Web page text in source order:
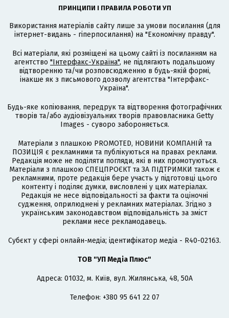
ПРИНЦИПИ І ПРАВИЛА РОБОТИ УП
Використання матеріалів сайту лише за умови посилання (для
інтернет-видань - гіперпосилання) на "Економічну правду".
Всі матеріали, які розміщені на цьому сайті із посиланням на
агентство "Інтерфакс-Україна", не підлягають подальшому
відтворенню та/чи розповсюдженню в будь-якій формі,
інакше як з письмового дозволу агентства "Інтерфакс-
Україна".
Будь-яке копіювання, передрук та відтворення фотографічних
творів та/або аудіовізуальних творів правовласника Getty
Images - суворо забороняється.
Матеріали з плашкою PROMOTED, НОВИНИ КОМПАНІЙ та
ПОЗИЦІЯ є рекламними та публікуються на правах реклами.
Редакція може не поділяти погляди, які в них промотуються.
Матеріали з плашкою СПЕЦПРОЄКТ та ЗА ПІДТРИМКИ також є
рекламними, проте редакція бере участь у підготовці цього
контенту і поділяє думки, висловлені у цих матеріалах.
Редакція не несе відповідальності за факти та оціночні
судження, оприлюднені у рекламних матеріалах. Згідно з
українським законодавством відповідальність за зміст
реклами несе рекламодавець.
Cубєкт у сфері онлайн-медіа; ідентифікатор медіа - R40-02163.
ТОВ "УП Медіа Плюс"
Адреса: 01032, м. Київ, вул. Жилянська, 48, 50А
Телефон: +380 95 641 22 07